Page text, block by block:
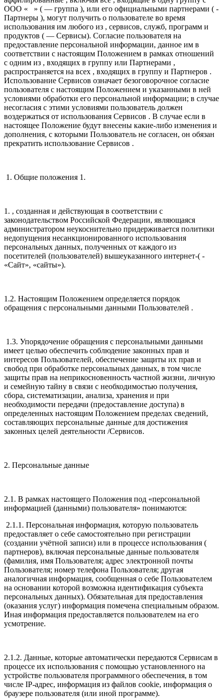
ООО « » ( — группа ), или его официальными партнерами ( -
Партнеры ), могут получить о пользователе во время
использования им любого из , сервисов, служб, программ и
продуктов ( — Сервисы). Согласие пользователя на
предоставление персональной информации, данное им в
соответствии с настоящим Положением в рамках отношений
с одним из , входящих в группу или Партнерами ,
распространяется на всех , входящих в группу и Партнеров .
Использование Сервисов означает безоговорочное согласие
пользователя с настоящим Положением и указанными в ней
условиями обработки его персональной информации; в случае
несогласия с этими условиями пользователь должен
воздержаться от использования Сервисов . В случае если в
настоящее Положение будут внесены какие-либо изменения и
дополнения, с которыми Пользователь не согласен, он обязан
прекратить использование Сервисов .
1. Общие положения 1.
1. , созданная и действующая в соответствии с
законодательством Российской Федерации, являющаяся
администратором неукоснительно придерживается политики
недопущения несанкционированного использования
персональных данных, полученных от каждого из
посетителей (пользователей) вышеуказанного интернет-( -
«Сайт», «сайты»).
1.2. Настоящим Положением определяется порядок
обращения с персональными данными Пользователей .
1.3. Упорядочение обращения с персональными данными
имеет целью обеспечить соблюдение законных прав и
интересов Пользователей, обеспечение защиты их прав и
свобод при обработке персональных данных, в том числе
защиты прав на неприкосновенность частной жизни, личную
и семейную тайну в связи с необходимостью получения,
сбора, систематизации, анализа, хранения и при
необходимости передачи (предоставление доступа) в
определенных настоящим Положением пределах сведений,
составляющих персональные данные для достижения
законных целей деятельности /Сервисов.
2. Персональные данные
2.1. В рамках настоящего Положения под «персональной
информацией (данными) пользователя» понимаются:
2.1.1. Персональная информация, которую пользователь
предоставляет о себе самостоятельно при регистрации
(создании учётной записи) или в процессе использования (
партнеров), включая персональные данные пользователя
(фамилия, имя Пользователя; адрес электронной почты
Пользователя; номер телефона Пользователя; другая
аналогичная информация, сообщенная о себе Пользователем
на основании которой возможна идентификация субъекта
персональных данных). Обязательная для предоставления
(оказания услуг) информация помечена специальным образом.
Иная информация предоставляется пользователем на его
усмотрение.
2.1.2. Данные, которые автоматически передаются Сервисам в
процессе их использования с помощью установленного на
устройстве пользователя программного обеспечения, в том
числе IP-адрес, информация из файлов cookie, информация о
браузере пользователя (или иной программе).